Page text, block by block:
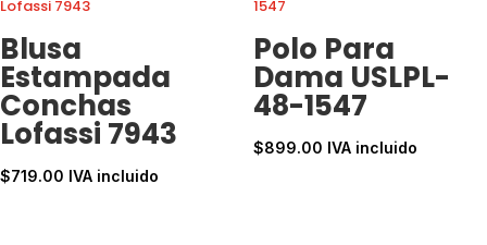
Blusa
Estampada
Conchas
Lofassi 7943
$719.00 IVA incluido
Polo Para
Dama USLPL-
48-1547
$899.00 IVA incluido